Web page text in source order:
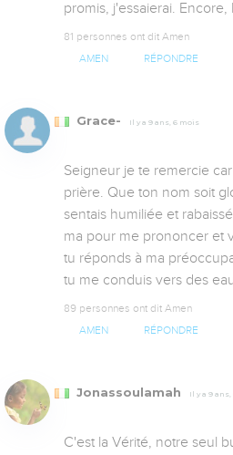
promis, j'essaierai. Encore,
81 personnes ont dit Amen
AMEN RÉPONDRE
Grace- Il y a 9 ans, 6 mois
Seigneur je te remercie
prière. Que ton nom soit
sentais humiliée et
ma pour me prononcer et
tu réponds à ma
tu me conduis vers des
89 personnes ont dit Amen
AMEN RÉPONDRE
Jonassoulamah Il y a 9
C'est la Vérité, notre seul